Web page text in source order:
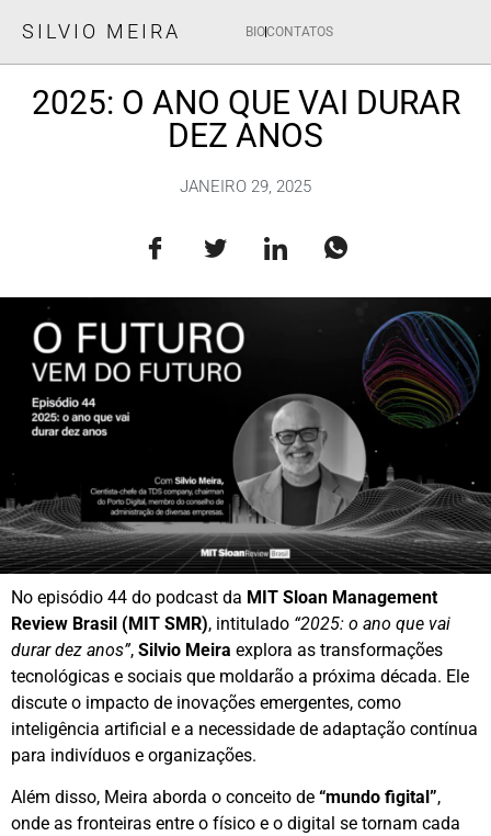
SILVIO MEIRA BIOCONTATOS
2025: O ANO QUE VAI DURAR
DEZ ANOS
JANEIRO 29, 2025
No episódio 44 do podcast da MIT Sloan Management
Review Brasil (MIT SMR), intitulado “2025: o ano que vai
durar dez anos”, Silvio Meira explora as transformações
tecnológicas e sociais que moldarão a próxima década. Ele
discute o impacto de inovações emergentes, como
inteligência artificial e a necessidade de adaptação contínua
para indivíduos e organizações.
Além disso, Meira aborda o conceito de “mundo figital”,
onde as fronteiras entre o físico e o digital se tornam cada